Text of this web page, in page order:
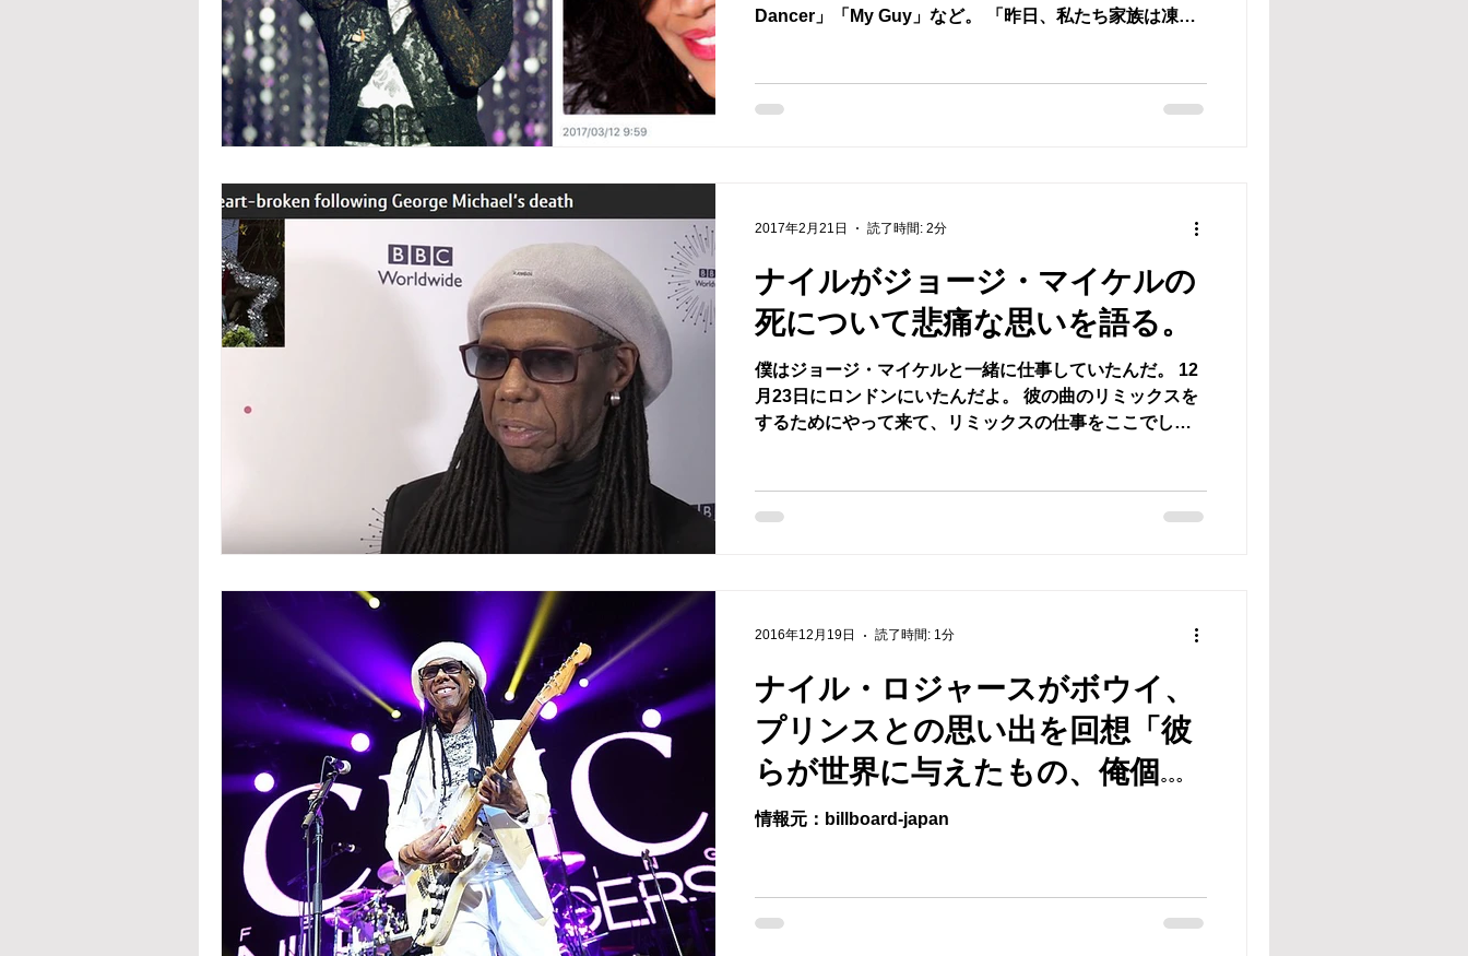
Dancer」「My Guy」など。 「昨日、私たち家族は凍り
ナイルがジョージ・マイケルの
死について悲痛な思いを語る。
僕はジョージ・マイケルと一緒に仕事していたんだ。 12
月23日にロンドンにいたんだよ。 彼の曲のリミックスを
するためにやって来て、リミックスの仕事をここでして
2017年2月21日 読了時間: 2分
ナイル・ロジャースがボウイ、
プリンスとの思い出を回想「彼
らが世界に与えたもの、俺個人
にくれたものは特別」
情報元：billboard-japan
2016年12月19日 読了時間: 1分